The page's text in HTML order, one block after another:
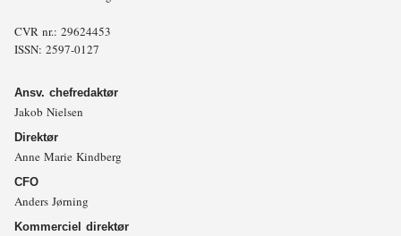
CVR nr.: 29624453
ISSN: 2597-0127
Ansv. chefredaktør
Jakob Nielsen
Direktør
Anne Marie Kindberg
CFO
Anders Jørning
Kommerciel direktør